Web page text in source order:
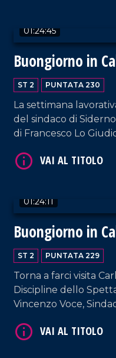
01:24:45
Buongiorno in
ST 2 PUNTATA 230
La settimana
del sindaco di
di Francesco Lo
01:24:11
Buongiorno in
ST 2 PUNTATA 229
Torna a farci visita
Discipline dello
Vincenzo Voce,
Show Dance Academy.
VAI AL TITOLO
VAI AL TITOLO